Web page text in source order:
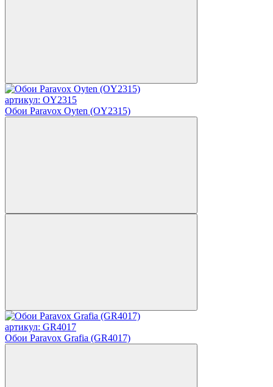
артикул: OY2315
Обои Paravox Oyten (OY2315)
артикул: GR4017
Обои Paravox Grafia (GR4017)